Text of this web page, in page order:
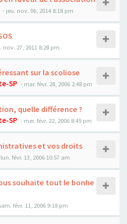
- jeu. nov. 06, 2014 8:18 pm
nov. 27, 2011 8:28 pm
sur la scoliose
SP - mar. févr. 28, 2006 2:48 pm
quelle différence ?
SP - mer. févr. 22, 2006 8:49 pm
et vos droits
févr. 13, 2006 10:57 am
souhaite tout le bonhe
févr. 11, 2006 9:18 pm